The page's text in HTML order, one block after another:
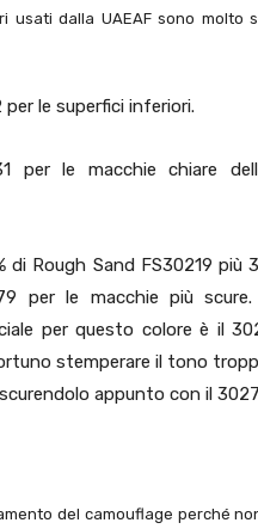
usati dalla UAEAF sono molto
per le superfici inferiori.
per le macchie chiare
di Rough Sand FS30219 più
per le macchie più
per questo colore è il
stemperare il tono
appunto con il
del camouflage perché